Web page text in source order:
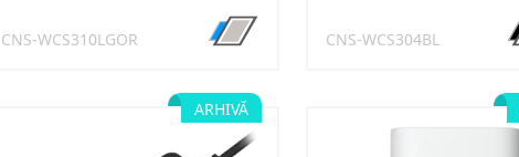
CNS-WCS310LGOR CNS-WCS304BL
ARHIVĂ